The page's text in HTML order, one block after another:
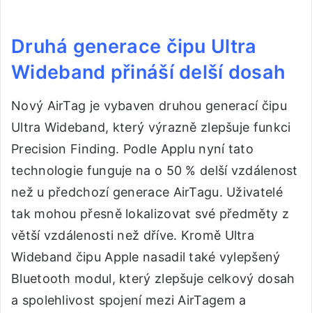
Druhá generace čipu Ultra
Wideband přináší delší dosah
Nový AirTag je vybaven druhou generací čipu
Ultra Wideband, který výrazně zlepšuje funkci
Precision Finding. Podle Applu nyní tato
technologie funguje na o 50 % delší vzdálenost
než u předchozí generace AirTagu. Uživatelé
tak mohou přesně lokalizovat své předměty z
větší vzdálenosti než dříve. Kromě Ultra
Wideband čipu Apple nasadil také vylepšený
Bluetooth modul, který zlepšuje celkový dosah
a spolehlivost spojení mezi AirTagem a